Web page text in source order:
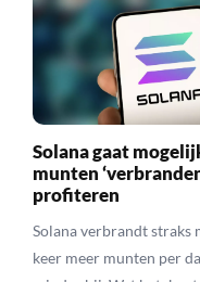
Solana gaat
munten
profiteren
Solana verbrandt straks
keer meer munten per